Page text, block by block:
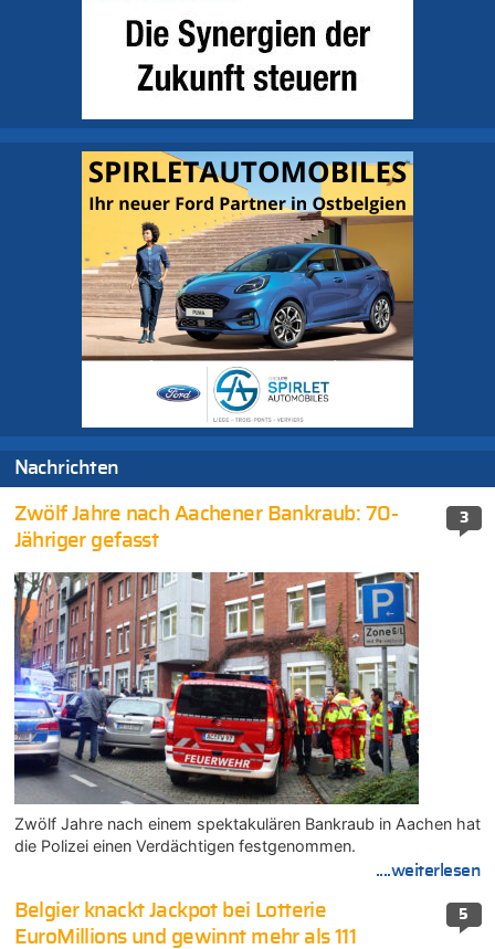
Nachrichten
3
Zwölf Jahre nach Aachener Bankraub: 70-
Jähriger gefasst
Zwölf Jahre nach einem spektakulären Bankraub in Aachen hat
die Polizei einen Verdächtigen festgenommen.
....weiterlesen
5
Belgier knackt Jackpot bei Lotterie
EuroMillions und gewinnt mehr als 111